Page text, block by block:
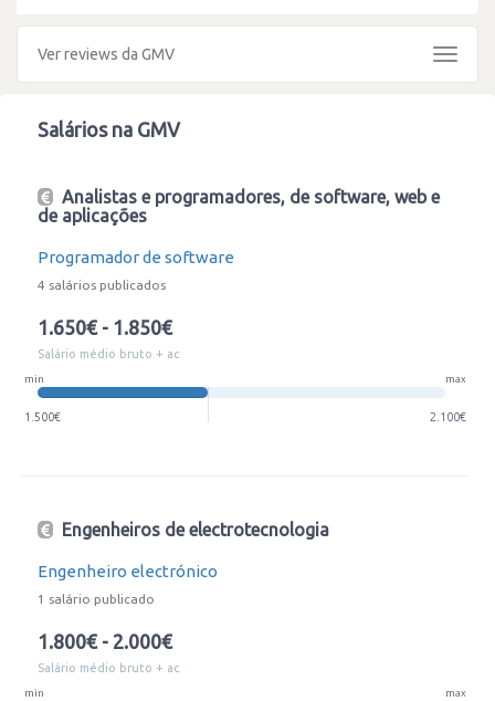
Ver reviews da GMV
Toggle
Salários na GMV
Analistas e programadores, de software, web e
de aplicações
Programador de software
4 salários publicados
1.650€ - 1.850€
Salário médio bruto + ac
min max
1.500€ 2.100€
Engenheiros de electrotecnologia
Engenheiro electrónico
1 salário publicado
1.800€ - 2.000€
Salário médio bruto + ac
min max